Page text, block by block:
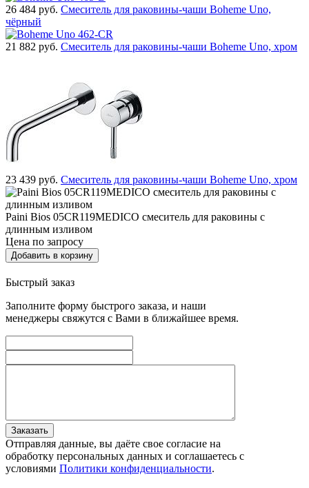
26 484 руб. Смеситель для раковины-чаши Boheme Uno,
чёрный
21 882 руб. Смеситель для раковины-чаши Boheme Uno, хром
23 439 руб. Смеситель для раковины-чаши Boheme Uno, хром
Paini Bios 05CR119MEDICO смеситель для раковины с
длинным изливом
Цена по запросу
Добавить в корзину
Быстрый заказ
Заполните форму быстрого заказа, и наши
менеджеры свяжутся с Вами в ближайшее время.
Заказать
Отправляя данные, вы даёте свое согласие на
обработку персональных данных и соглашаетесь с
условиями Политики конфиденциальности.